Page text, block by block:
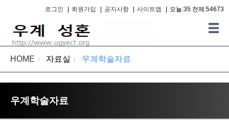
로그인 회원가입 공지사항 사이트맵 오늘:35 전체:54673
HOME 〉 자료실 〉 우계학술자료
우계학술자료